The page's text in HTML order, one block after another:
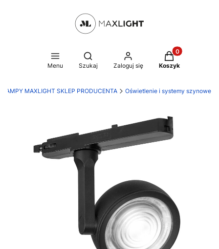
Menu
Otwórz wyszukiwarkę
Szukaj Zaloguj się
Produkty w
Koszyk
LAMPY MAXLIGHT SKLEP PRODUCENTA Oświetlenie i systemy szynowe